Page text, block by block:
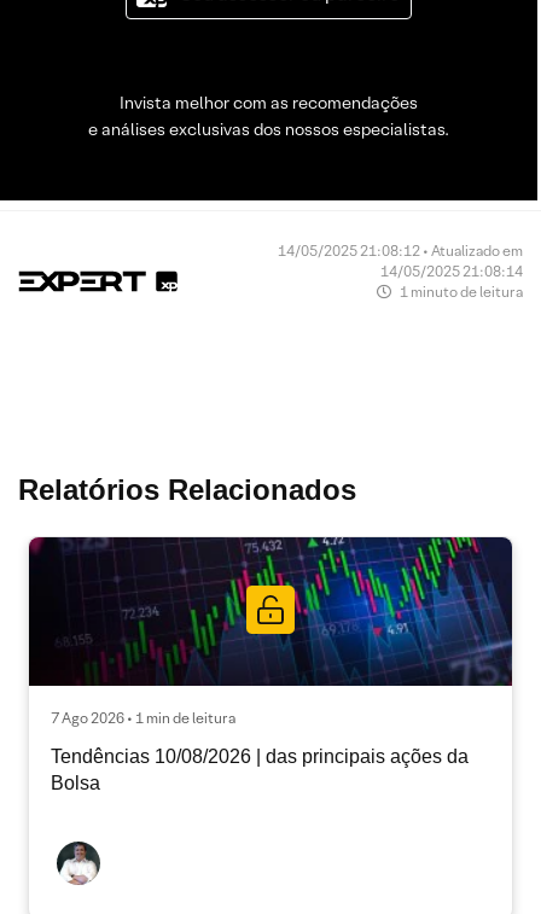
Invista melhor com as recomendações
e análises exclusivas dos nossos especialistas.
14/05/2025 21:08:12 • Atualizado em
14/05/2025 21:08:14
1 minuto de leitura
Relatórios Relacionados
7 Ago 2026 • 1 min de leitura
Tendências 10/08/2026 | das principais ações da
Bolsa